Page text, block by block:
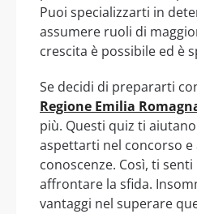
Puoi specializzarti in
assumere ruoli di
crescita è possibile ed è
Se decidi di prepararti
Regione Emilia
più. Questi quiz ti
aspettarti nel concorso
conoscenze. Così, ti
affrontare la sfida.
vantaggi nel superare